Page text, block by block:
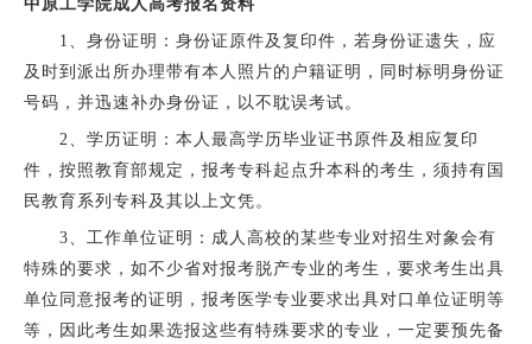
中原工学院成人高考报名资料
1、身份证明：身份证原件及复印件，若身份证遗失，应
及时到派出所办理带有本人照片的户籍证明，同时标明身份证
号码，并迅速补办身份证，以不耽误考试。
2、学历证明：本人最高学历毕业证书原件及相应复印
件，按照教育部规定，报考专科起点升本科的考生，须持有国
民教育系列专科及其以上文凭。
3、工作单位证明：成人高校的某些专业对招生对象会有
特殊的要求，如不少省对报考脱产专业的考生，要求考生出具
单位同意报考的证明，报考医学专业要求出具对口单位证明等
等，因此考生如果选报这些有特殊要求的专业，一定要预先备